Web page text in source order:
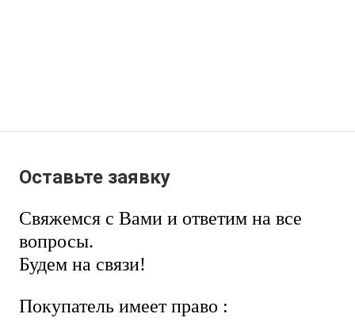
Оставьте заявку
Свяжемся с Вами и ответим на все
вопросы.
Будем на связи!
Покупатель имеет право :